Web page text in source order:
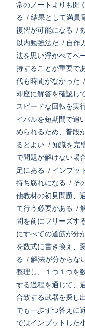
常のノートよりも開
る / 結果として満員
復習が可能になる /
以内勉強法だ / 自作
法を思い浮かべてペ
持することが重要で
代も時間がなかった /
即座に解答を確認し
スピードな回転を実
イバルを短期間で追
められるため、普段
るとよい / 知識を完
で問題が解けない場
足にある / インプッ
持ち腐れになる / そ
他教材の初見問題、
て行う必要がある /
問を前にフリーズす
にすべての道筋が分
を数式に書き換え、
る / 解法が分からな
整理し、１つ１つを
する過程を通じて、
合致する武器を探し
でも一歩ずつ答えに
ではインプットした